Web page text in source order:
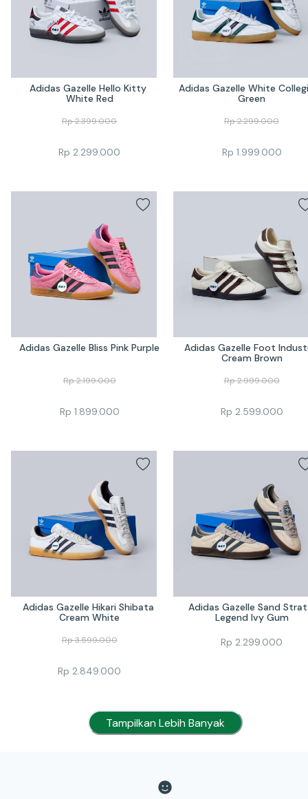
Adidas Gazelle Hello Kitty
White Red
Rp2.399.000
Rp 2.299.000
Adidas Gazelle White
Green
Rp2.299.000
Rp 1.999.000
Adidas Gazelle Bliss Pink Purple
Rp2.199.000
Rp 1.899.000
Adidas Gazelle Foot
Cream Brown
Rp2.999.000
Rp 2.599.000
Adidas Gazelle Hikari Shibata
Cream White
Rp3.599.000
Rp 2.849.000
Adidas Gazelle Sand
Legend Ivy Gum
Rp 2.299.000
Tampilkan Lebih Banyak